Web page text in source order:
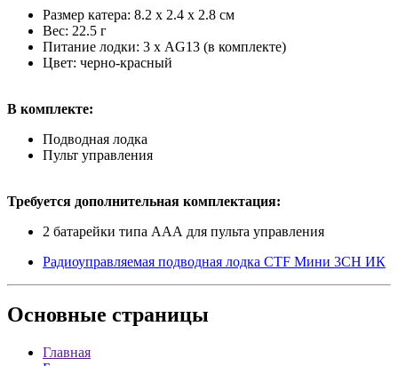
Размер катера: 8.2 x 2.4 x 2.8 см
Вес: 22.5 г
Питание лодки: 3 х AG13 (в комплекте)
Цвет: черно-красный
В комплекте:
Подводная лодка
Пульт управления
Требуется дополнительная комплектация:
2 батарейки типа ААА для пульта управления
Радиоуправляемая подводная лодка CTF Мини 3CH ИК
Основные страницы
Главная